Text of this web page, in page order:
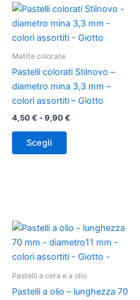
Matite colorate
Pastelli colorati Stilnovo –
diametro mina 3,3 mm –
colori assortiti – Giotto
4,50€ -9,90€
Fascia
di
prezzo:
da
9,90 €
Scegli
Questo
prodotto
ha
opzioni
essere
nella
Pastelli a cera e a olio
Pastelli a olio – lunghezza 70
Fascia
prezzo:
da
a
11,50 €
Questo
prodotto
ha